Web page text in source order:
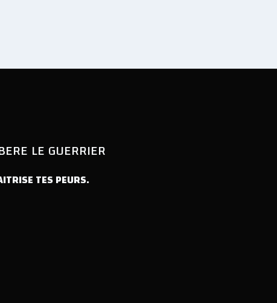
LE GUERRIER
TES PEURS.